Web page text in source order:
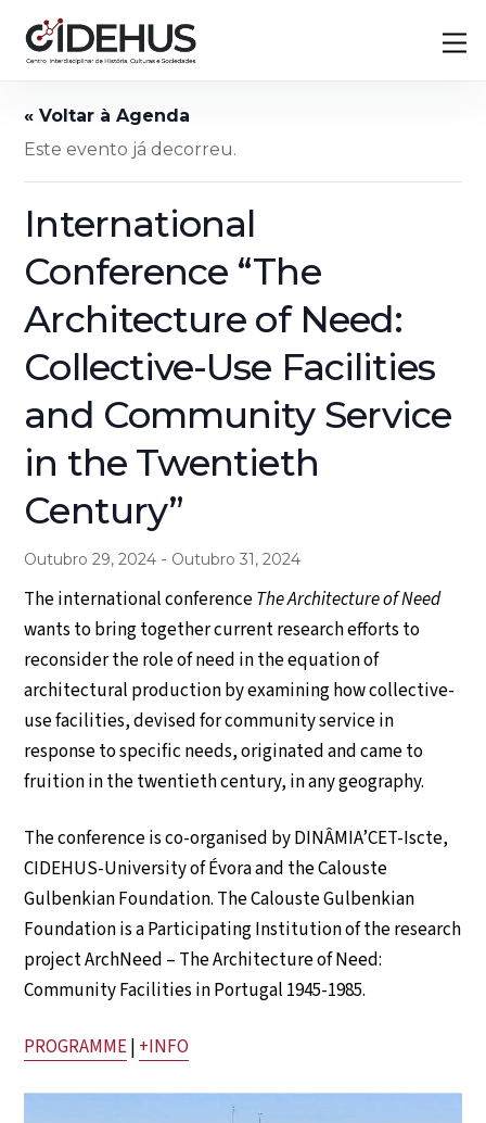
content
Este evento já decorreu.
International
Conference “The
Architecture of Need:
Collective-Use Facilities
and Community Service
in the Twentieth
Century”
Outubro 29, 2024 - Outubro 31, 2024
The international conferenceThe Architecture of Need
wants to bring together current research efforts to
reconsider the role of need in the equation of
architectural production by examining how collective-
use facilities, devised for community service in
response to specific needs, originated and came to
fruition in the twentieth century, in any geography.
The conference is co-organised by DINÂMIA’CET-Iscte,
CIDEHUS-University of Évora and the Calouste
Gulbenkian Foundation. The Calouste Gulbenkian
Foundation is a Participating Institution of the research
project ArchNeed – The Architecture of Need:
Community Facilities in Portugal 1945-1985.
PROGRAMME| +INFO